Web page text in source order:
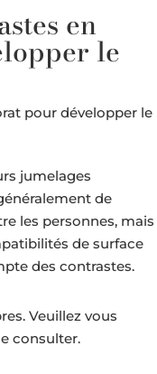
en
le
jumelages
de
les personnes, mais
de surface
des contrastes.
Veuillez vous
consulter.